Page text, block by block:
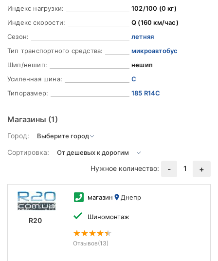
Индекс нагрузки:
102/100 (0 кг)
Индекс скорости:
Q (160 км/час)
Сезон:
летняя
Тип транспортного средства:
микроавтобус
Шип/нешип:
нешип
Усиленная шина:
C
Типоразмер:
185 R14C
Магазины (1)
Город:
Сортировка:
Нужное количество:
- 1 +
R20
магазин Днепр
Шиномонтаж
Отзывов(13)